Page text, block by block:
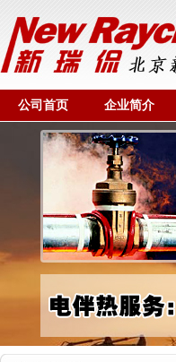
公司首页 企业简介